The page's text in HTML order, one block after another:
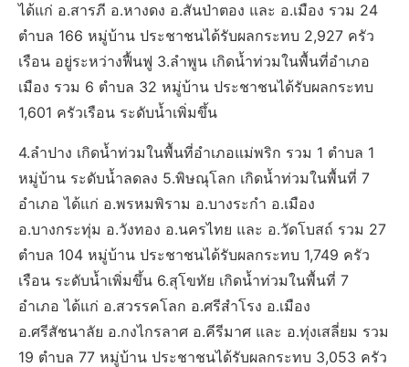
ได้แก่ อ.สารภี อ.หางดง อ.สันป่าตอง และ อ.เมือง รวม 24
ตำบล 166 หมู่บ้าน ประชาชนได้รับผลกระทบ 2,927 ครัว
เรือน อยู่ระหว่างฟื้นฟู 3.ลำพูน เกิดน้ำท่วมในพื้นที่อำเภอ
เมือง รวม 6 ตำบล 32 หมู่บ้าน ประชาชนได้รับผลกระทบ
1,601 ครัวเรือน ระดับน้ำเพิ่มขึ้น
4.ลำปาง เกิดน้ำท่วมในพื้นที่อำเภอแม่พริก รวม 1 ตำบล 1
หมู่บ้าน ระดับน้ำลดลง 5.พิษณุโลก เกิดน้ำท่วมในพื้นที่ 7
อำเภอ ได้แก่ อ.พรหมพิราม อ.บางระกำ อ.เมือง
อ.บางกระทุ่ม อ.วังทอง อ.นครไทย และ อ.วัดโบสถ์ รวม 27
ตำบล 104 หมู่บ้าน ประชาชนได้รับผลกระทบ 1,749 ครัว
เรือน ระดับน้ำเพิ่มขึ้น 6.สุโขทัย เกิดน้ำท่วมในพื้นที่ 7
อำเภอ ได้แก่ อ.สวรรคโลก อ.ศรีสำโรง อ.เมือง
อ.ศรีสัชนาลัย อ.กงไกรลาศ อ.คีรีมาศ และ อ.ทุ่งเสลี่ยม รวม
19 ตำบล 77 หมู่บ้าน ประชาชนได้รับผลกระทบ 3,053 ครัว